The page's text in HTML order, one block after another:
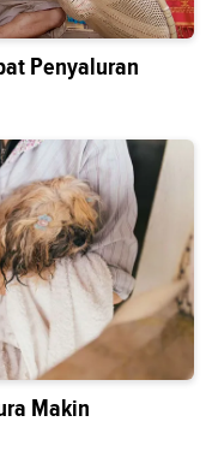
Penyaluran
Makin